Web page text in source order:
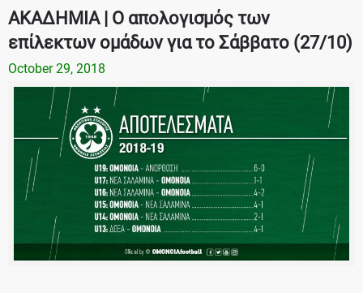
ΑΚΑΔΗΜΙΑ | Ο απολογισμός των
επίλεκτων ομάδων για το Σάββατο (27/10)
October 29, 2018